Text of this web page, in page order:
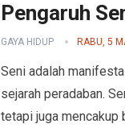
Pengaruh
GAYA HIDUP RABU, 5
Seni adalah
sejarah peradaban.
tetapi juga mencakup